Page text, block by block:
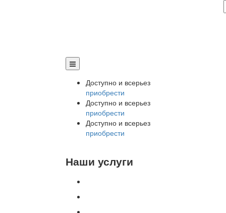
Доступно и всерьез
приобрести
Доступно и всерьез
приобрести
Доступно и всерьез
приобрести
Наши услуги